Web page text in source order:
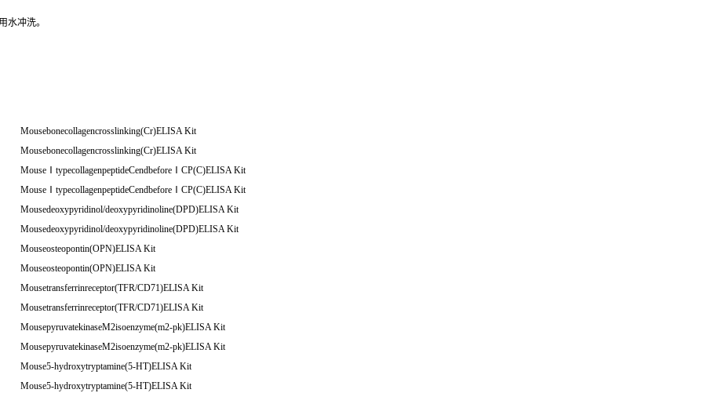
水冲洗。
Mousebonecollagencrosslinking(Cr)ELISA Kit
Mousebonecollagencrosslinking(Cr)ELISA Kit
MouseⅠtypecollagenpeptideCendbeforeⅠCP(C)ELISA Kit
MouseⅠtypecollagenpeptideCendbeforeⅠCP(C)ELISA Kit
Mousedeoxypyridinol/deoxypyridinoline(DPD)ELISA Kit
Mousedeoxypyridinol/deoxypyridinoline(DPD)ELISA Kit
Mouseosteopontin(OPN)ELISA Kit
Mouseosteopontin(OPN)ELISA Kit
Mousetransferrinreceptor(TFR/CD71)ELISA Kit
Mousetransferrinreceptor(TFR/CD71)ELISA Kit
MousepyruvatekinaseM2isoenzyme(m2-pk)ELISA Kit
MousepyruvatekinaseM2isoenzyme(m2-pk)ELISA Kit
Mouse5-hydroxytryptamine(5-HT)ELISA Kit
Mouse5-hydroxytryptamine(5-HT)ELISA Kit